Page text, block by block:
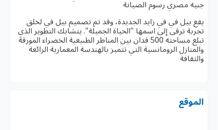
جنيه مصري رسوم الصيانة
يقع بيل في في زايد الجديدة، وقد تم تصميم بيل في لخلق
تجربة ترقى إلى اسمها "الحياة الجميلة". يتشابك التطوير الذي
تبلغ مساحته 500 فدان بين المناظر الطبيعية الخضراء المورقة
والمنازل الرومانسية التي تتميز بالهندسة المعمارية الرائعة
والثقافة
الموقع